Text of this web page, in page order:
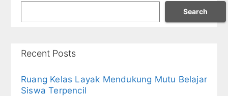
Search
Recent Posts
Ruang Kelas Layak Mendukung Mutu Belajar
Siswa Terpencil